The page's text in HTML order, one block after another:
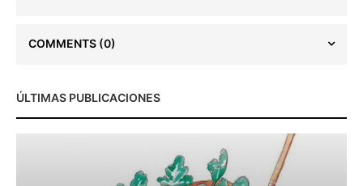
COMMENTS (0)
ÚLTIMAS PUBLICACIONES